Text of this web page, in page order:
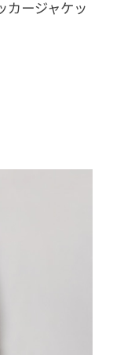
カージャケッ